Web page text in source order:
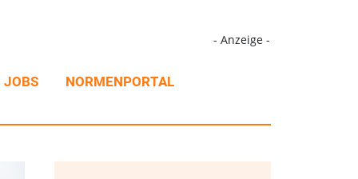
- Anzeige -
JOBS NORMENPORTAL